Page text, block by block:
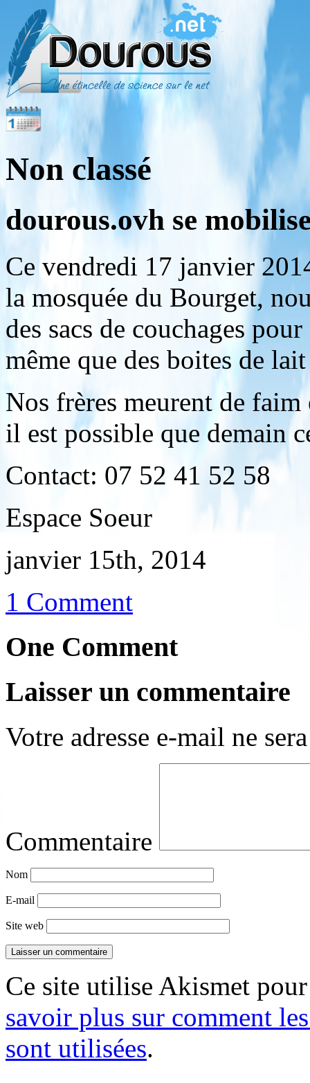
Non classé
dourous.ovh se
Ce vendredi 17 janvier
la mosquée du Bourget,
des sacs de couchages
même que des boites de
Nos frères meurent de
il est possible que demain
Contact: 07 52 41 52 58
Espace Soeur
janvier 15th, 2014
1 Comment
One Comment
Laisser un commentaire
Votre adresse e-mail ne
Commentaire
Nom
E-mail
Site web
Ce site utilise Akismet
savoir plus sur comment
sont utilisées.